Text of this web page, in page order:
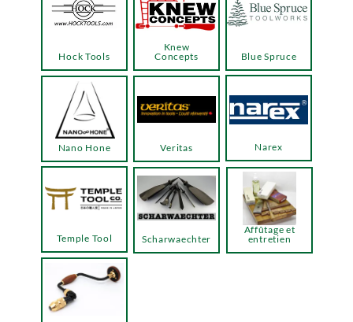
Hock Tools
Knew
Concepts
Temple Tool
Blue Spruce
Narex
Veritas
Nano Hone
Scharwaechter
Affûtage et
entretien